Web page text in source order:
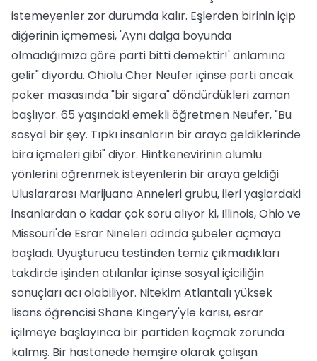
istemeyenler zor durumda kalır. Eşlerden birinin içip
diğerinin içmemesi, 'Aynı dalga boyunda
olmadığımıza göre parti bitti demektir!' anlamına
gelir" diyordu. Ohiolu Cher Neufer içinse parti ancak
poker masasında "bir sigara" döndürdükleri zaman
başlıyor. 65 yaşındaki emekli öğretmen Neufer, "Bu
sosyal bir şey. Tıpkı insanların bir araya geldiklerinde
bira içmeleri gibi" diyor. Hintkenevirinin olumlu
yönlerini öğrenmek isteyenlerin bir araya geldiği
Uluslararası Marijuana Anneleri grubu, ileri yaşlardaki
insanlardan o kadar çok soru alıyor ki, Illinois, Ohio ve
Missouri'de Esrar Nineleri adında şubeler açmaya
başladı. Uyuşturucu testinden temiz çıkmadıkları
takdirde işinden atılanlar içinse sosyal içiciliğin
sonuçları acı olabiliyor. Nitekim Atlantalı yüksek
lisans öğrencisi Shane Kingery'yle karısı, esrar
içilmeye başlayınca bir partiden kaçmak zorunda
kalmış. Bir hastanede hemşire olarak çalışan